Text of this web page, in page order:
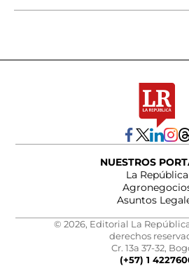
NUESTROS
La República
Asuntos
© 2026, Editorial La República
derechos
Cr. 13a 37-32,
(+57) 1